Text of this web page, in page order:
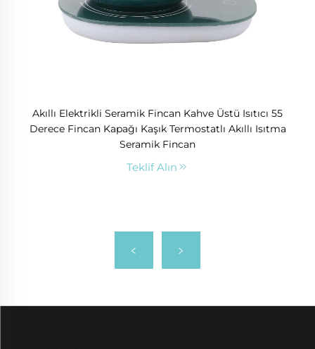
Akıllı Elektrikli Seramik Fincan Kahve Üstü Isıtıcı 55
Derece Fincan Kapağı Kaşık Termostatlı Akıllı Isıtma
Seramik Fincan
Teklif Alın